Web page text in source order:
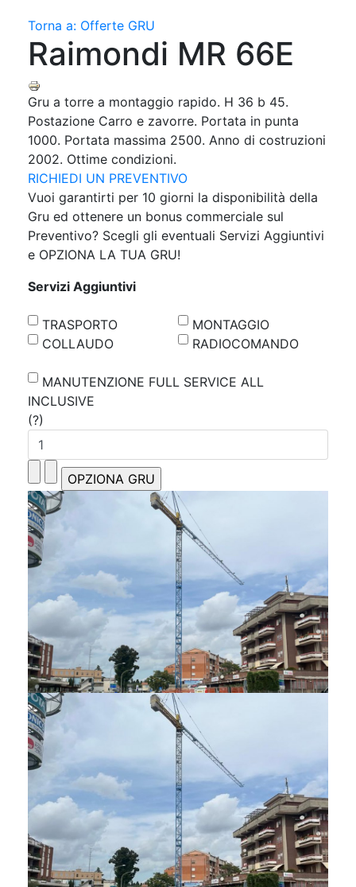
Torna a: Offerte GRU
Raimondi MR 66E
Gru a torre a montaggio rapido. H 36 b 45.
Postazione Carro e zavorre. Portata in punta
1000. Portata massima 2500. Anno di costruzioni
2002. Ottime condizioni.
RICHIEDI UN PREVENTIVO
Vuoi garantirti per 10 giorni la disponibilità della
Gru ed ottenere un bonus commerciale sul
Preventivo? Scegli gli eventuali Servizi Aggiuntivi
e OPZIONA LA TUA GRU!
Servizi Aggiuntivi
TRASPORTO
COLLAUDO
MONTAGGIO
RADIOCOMANDO
MANUTENZIONE FULL SERVICE ALL
INCLUSIVE
(?)